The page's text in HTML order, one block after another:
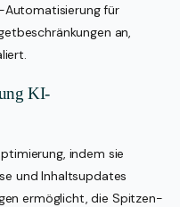
Automatisierung für
an,
KI-
indem sie
und Inhaltsupdates
ermöglicht, die Spitzen-